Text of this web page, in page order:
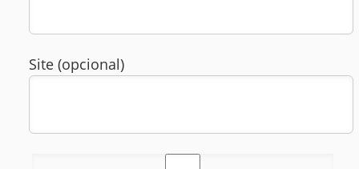
Site (opcional)